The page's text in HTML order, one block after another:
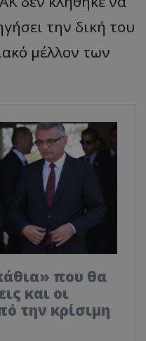
την δική του
μέλλον των
που θα
και οι
την κρίσιμη